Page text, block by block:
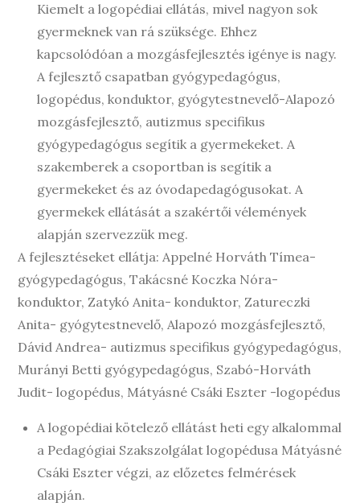
Kiemelt a logopédiai ellátás, mivel nagyon sok
gyermeknek van rá szüksége. Ehhez
kapcsolódóan a mozgásfejlesztés igénye is nagy.
A fejlesztő csapatban gyógypedagógus,
logopédus, konduktor, gyógytestnevelő-Alapozó
mozgásfejlesztő, autizmus specifikus
gyógypedagógus segítik a gyermekeket. A
szakemberek a csoportban is segítik a
gyermekeket és az óvodapedagógusokat. A
gyermekek ellátását a szakértői vélemények
alapján szervezzük meg.
A fejlesztéseket ellátja: Appelné Horváth Tímea-
gyógypedagógus, Takácsné Koczka Nóra-
konduktor, Zatykó Anita- konduktor, Zatureczki
Anita- gyógytestnevelő, Alapozó mozgásfejlesztő,
Dávid Andrea- autizmus specifikus gyógypedagógus,
Murányi Betti gyógypedagógus, Szabó-Horváth
Judit- logopédus, Mátyásné Csáki Eszter -logopédus
A logopédiai kötelező ellátást heti egy alkalommal
a Pedagógiai Szakszolgálat logopédusa Mátyásné
Csáki Eszter végzi, az előzetes felmérések
alapján.